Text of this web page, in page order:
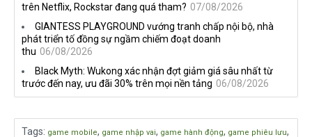
trên Netflix, Rockstar đang quá tham? 07/08/2026
GIANTESS PLAYGROUND vướng tranh chấp nội bộ, nhà
phát triển tố đồng sự ngầm chiếm đoạt doanh
thu 06/08/2026
Black Myth: Wukong xác nhận đợt giảm giá sâu nhất từ
trước đến nay, ưu đãi 30% trên mọi nền tảng 06/08/2026
Tags: game mobile, game nhập vai, game hành động, game phiêu lưu,